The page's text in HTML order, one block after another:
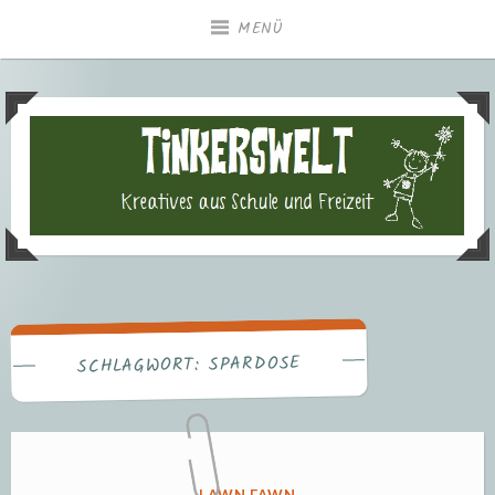
MENÜ
Tinkerswelt – Kreatives aus
Freizeit und Schule
SCHLAGWORT: SPARDOSE